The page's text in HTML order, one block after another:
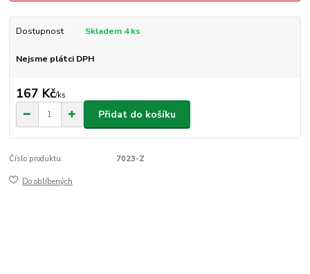
Dostupnost Skladem 4 ks
Nejsme plátci DPH
167 Kč/ks
Přidat do košíku
Číslo produktu: 7023-Z
Do oblíbených